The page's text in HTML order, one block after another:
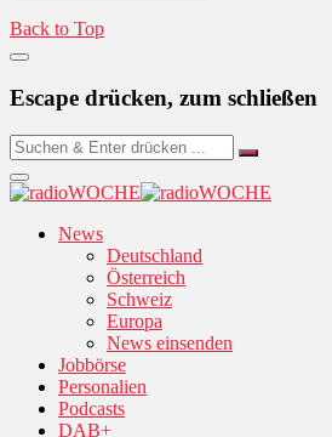
Back to Top
Escape drücken, zum schließen
News
Deutschland
Österreich
Schweiz
Europa
News einsenden
Jobbörse
Personalien
Podcasts
DAB+